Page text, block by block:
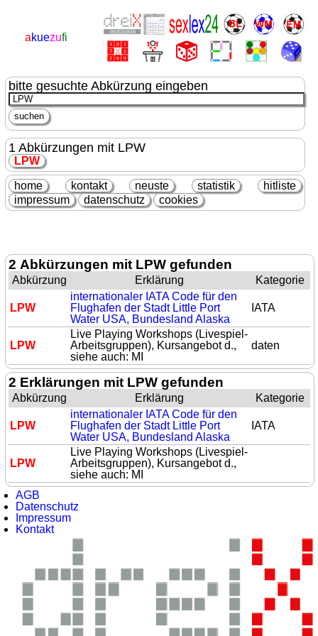
akuezufi
bitte gesuchte Abkürzung eingeben
1 Abkürzungen mit LPW
LPW
home kontakt neuste statistik
hitliste
impressum
datenschutz cookies
2 Abkürzungen mit LPW gefunden
Abkürzung Erklärung Kategorie
LPW
internationaler IATA Code für den
Flughafen der Stadt Little Port
Water USA, Bundesland Alaska
IATA
LPW
Live Playing Workshops (Livespiel-
Arbeitsgruppen), Kursangebot d.,
siehe auch: MI
daten
2 Erklärungen mit LPW gefunden
Abkürzung Erklärung Kategorie
LPW
internationaler IATA Code für den
Flughafen der Stadt Little Port
Water USA, Bundesland Alaska
IATA
LPW
Live Playing Workshops (Livespiel-
Arbeitsgruppen), Kursangebot d.,
siehe auch: MI
AGB
Datenschutz
Impressum
Kontakt